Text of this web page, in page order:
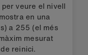
veure el nivell
en una
a 255 (el més
mesurat
reinici.